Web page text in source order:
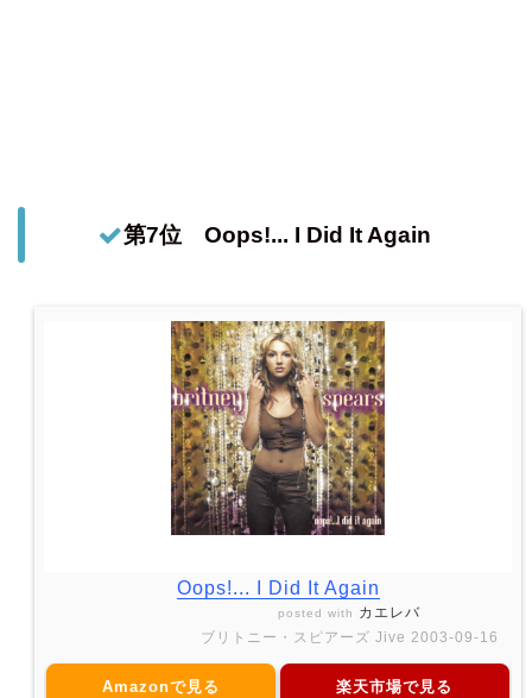
第7位 Oops!... I Did It Again
Oops!... I Did It Again
posted with カエレバ
ブリトニー・スピアーズ Jive 2003-09-16
Amazonで見る 楽天市場で見る